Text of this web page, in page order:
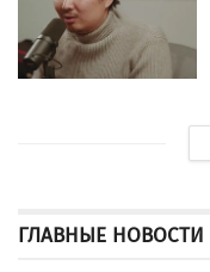
ГЛАВНЫЕ НОВОСТИ